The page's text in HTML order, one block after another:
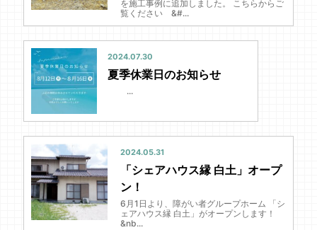
を施工事例に追加しました。 こちらからご
覧ください &#...
2024.07.30
夏季休業日のお知らせ
...
2024.05.31
「シェアハウス縁 白土」オープ
ン！
6月1日より、障がい者グループホーム 「シ
ェアハウス縁 白土」がオープンします！
&nb...